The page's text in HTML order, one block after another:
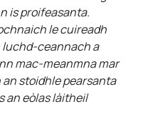
is proifeasanta.
le cuireadh
luchd-ceannach a
mac-meanmna mar
stoidhle pearsanta
an eòlas làitheil